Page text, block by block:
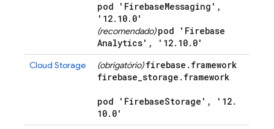
pod 'FirebaseMessaging' ,
'12. 10. 0'
(recomendado) pod 'Firebase
Analytics' , '12. 10. 0'
Cloud Storage (obrigatório) firebase . framework
firebase_storage . framework
pod 'FirebaseStorage' , '12.
10. 0'